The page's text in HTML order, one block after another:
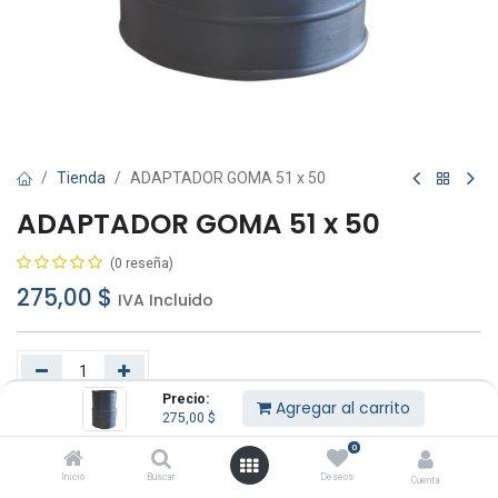
Precio:
275,00 $ Agregar al carrito
Inicio Buscar
0
Deseos Cuenta
Tienda ADAPTADOR GOMA 51 x 50
ADAPTADOR GOMA 51 x 50
(0 reseña)
275,00 $ IVA Incluido
Agregar al carrito Comprar ahora
Añadir a lista de deseos